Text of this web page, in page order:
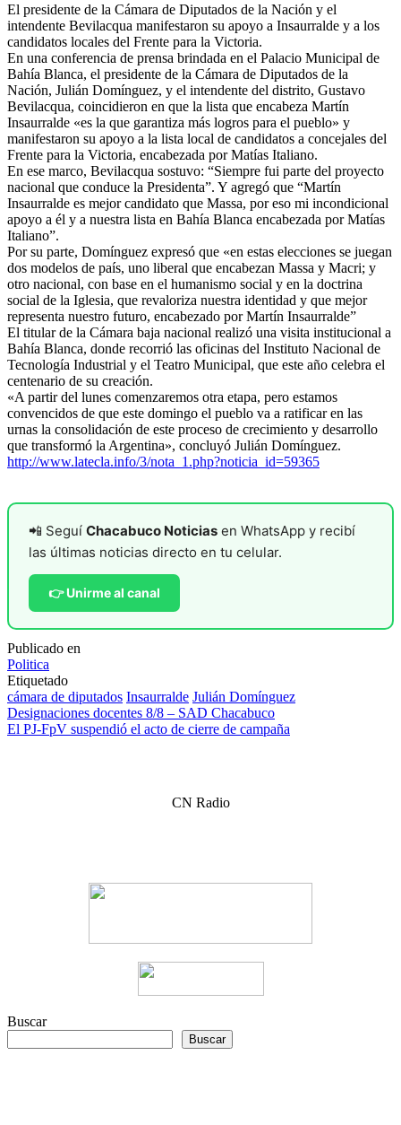
El presidente de la Cámara de Diputados de la Nación y el
intendente Bevilacqua manifestaron su apoyo a Insaurralde y a los
candidatos locales del Frente para la Victoria.
En una conferencia de prensa brindada en el Palacio Municipal de
Bahía Blanca, el presidente de la Cámara de Diputados de la
Nación, Julián Domínguez, y el intendente del distrito, Gustavo
Bevilacqua, coincidieron en que la lista que encabeza Martín
Insaurralde «es la que garantiza más logros para el pueblo» y
manifestaron su apoyo a la lista local de candidatos a concejales del
Frente para la Victoria, encabezada por Matías Italiano.
En ese marco, Bevilacqua sostuvo: “Siempre fui parte del proyecto
nacional que conduce la Presidenta”. Y agregó que “Martín
Insaurralde es mejor candidato que Massa, por eso mi incondicional
apoyo a él y a nuestra lista en Bahía Blanca encabezada por Matías
Italiano”.
Por su parte, Domínguez expresó que «en estas elecciones se juegan
dos modelos de país, uno liberal que encabezan Massa y Macri; y
otro nacional, con base en el humanismo social y en la doctrina
social de la Iglesia, que revaloriza nuestra identidad y que mejor
representa nuestro futuro, encabezado por Martín Insaurralde”
El titular de la Cámara baja nacional realizó una visita institucional a
Bahía Blanca, donde recorrió las oficinas del Instituto Nacional de
Tecnología Industrial y el Teatro Municipal, que este año celebra el
centenario de su creación.
«A partir del lunes comenzaremos otra etapa, pero estamos
convencidos de que este domingo el pueblo va a ratificar en las
urnas la consolidación de este proceso de crecimiento y desarrollo
que transformó la Argentina», concluyó Julián Domínguez.
http://www.latecla.info/3/nota_1.php?noticia_id=59365
📲 Seguí Chacabuco Noticias en WhatsApp y recibí
las últimas noticias directo en tu celular.
👉 Unirme al canal
Publicado en
Politica
Etiquetado
cámara de diputados Insaurralde Julián Domínguez
Navegación
de
Designaciones docentes 8/8 – SAD Chacabuco
El PJ-FpV suspendió el acto de cierre de campaña
CN Radio
Buscar
Buscar